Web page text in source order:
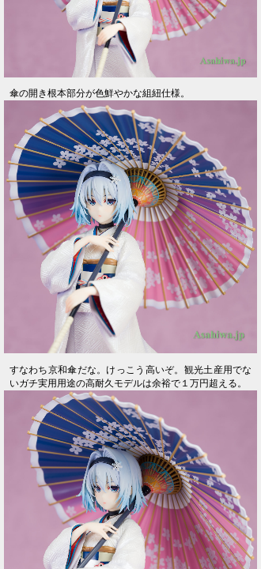
傘の開き根本部分が色鮮やかな組紐仕様。
すなわち京和傘だな。けっこう高いぞ。観光土産用でな
いガチ実用用途の高耐久モデルは余裕で１万円超える。